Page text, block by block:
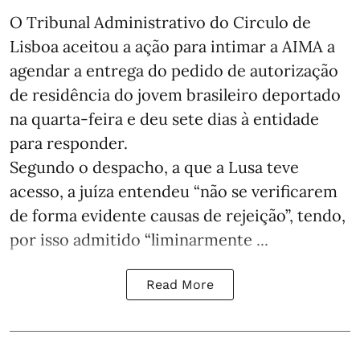
O Tribunal Administrativo do Circulo de
Lisboa aceitou a ação para intimar a AIMA a
agendar a entrega do pedido de autorização
de residência do jovem brasileiro deportado
na quarta-feira e deu sete dias à entidade
para responder.
Segundo o despacho, a que a Lusa teve
acesso, a juíza entendeu “não se verificarem
de forma evidente causas de rejeição”, tendo,
por isso admitido “liminarmente ...
Read More